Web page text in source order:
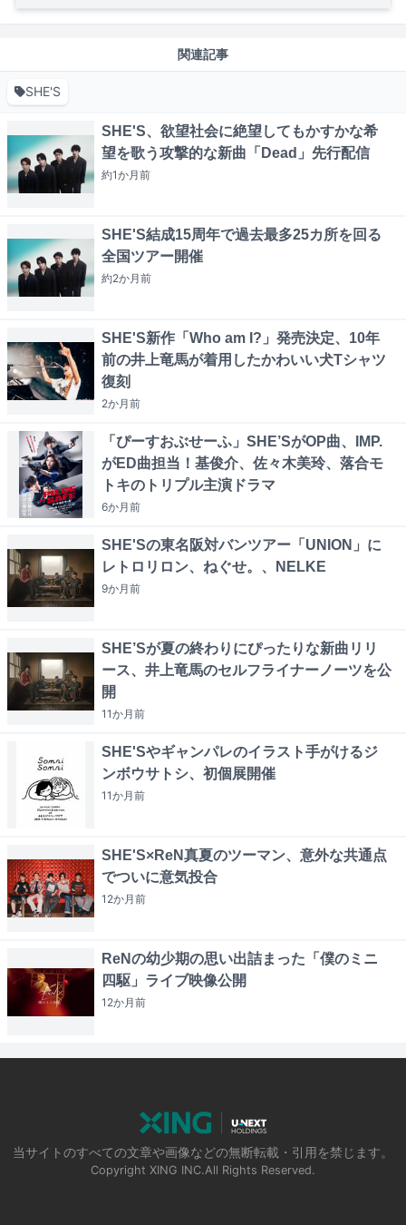
関連記事
SHE'S
SHE'S、欲望社会に絶望してもかすかな希
望を歌う攻撃的な新曲「Dead」先行配信
約1か月前
SHE'S結成15周年で過去最多25カ所を回る
全国ツアー開催
約2か月前
SHE'S新作「Who am I?」発売決定、10年
前の井上竜馬が着用したかわいい犬Tシャツ
復刻
2か月前
「ぴーすおぶせーふ」SHE’SがOP曲、IMP.
がED曲担当！基俊介、佐々木美玲、落合モ
トキのトリプル主演ドラマ
6か月前
SHE'Sの東名阪対バンツアー「UNION」に
レトロリロン、ねぐせ。、NELKE
9か月前
SHE’Sが夏の終わりにぴったりな新曲リリ
ース、井上竜馬のセルフライナーノーツを公
開
11か月前
SHE'Sやギャンパレのイラスト手がけるジ
ンボウサトシ、初個展開催
11か月前
SHE'S×ReN真夏のツーマン、意外な共通点
でついに意気投合
12か月前
ReNの幼少期の思い出詰まった「僕のミニ
四駆」ライブ映像公開
12か月前
当サイトのすべての文章や画像などの無断転載・引用を禁じます。
Copyright XING INC.All Rights Reserved.